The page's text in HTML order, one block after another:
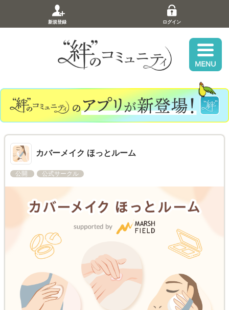
新規登録 ログイン
カバーメイク ほっとルーム
公開 公式サークル